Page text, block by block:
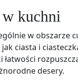
kuchni
w obszarze
ciasta i
desery.